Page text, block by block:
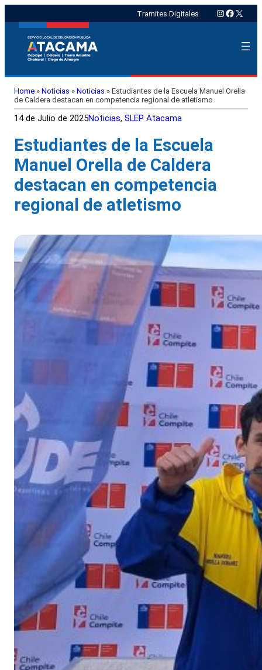
Tramites Digitales Instagram
X
Home » Noticias » Noticias » Estudiantes de la Escuela Manuel Orella
de Caldera destacan en competencia regional de atletismo
14 de Julio de 2025Noticias, SLEP Atacama
Estudiantes de la Escuela
Manuel Orella de Caldera
destacan en competencia
regional de atletismo